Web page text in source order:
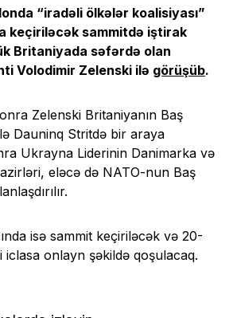
“iradəli ölkələr koalisiyası”
keçiriləcək sammitdə iştirak
Britaniyada səfərdə olan
Volodimir Zelenski ilə görüşüb.
Zelenski Britaniyanın Baş
Dauninq Stritdə bir araya
Ukrayna Liderinin Danimarka və
eləcə də NATO-nun Baş
isə sammit keçiriləcək və 20-
onlayn şəkildə qoşulacaq.